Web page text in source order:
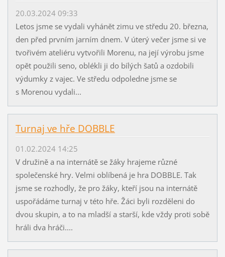
20.03.2024 09:33
Letos jsme se vydali vyhánět zimu ve středu 20. března,
den před prvním jarním dnem. V úterý večer jsme si ve
tvořivém ateliéru vytvořili Morenu, na její výrobu jsme
opět použili seno, oblékli ji do bílých šatů a ozdobili
výdumky z vajec. Ve středu odpoledne jsme se
s Morenou vydali...
Turnaj ve hře DOBBLE
01.02.2024 14:25
V družině a na internátě se žáky hrajeme různé
společenské hry. Velmi oblíbená je hra DOBBLE. Tak
jsme se rozhodly, že pro žáky, kteří jsou na internátě
uspořádáme turnaj v této hře. Žáci byli rozděleni do
dvou skupin, a to na mladší a starší, kde vždy proti sobě
hráli dva hráči....